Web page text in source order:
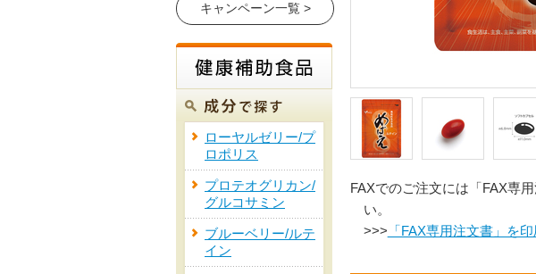
FAXでのご注文には「FAX専
い。
>>> 「FAX専用注文書」を
キャンペーン一覧 >
ローヤルゼリー/プ
ロポリス
プロテオグリカン/
グルコサミン
ブルーベリー/ルテ
イン